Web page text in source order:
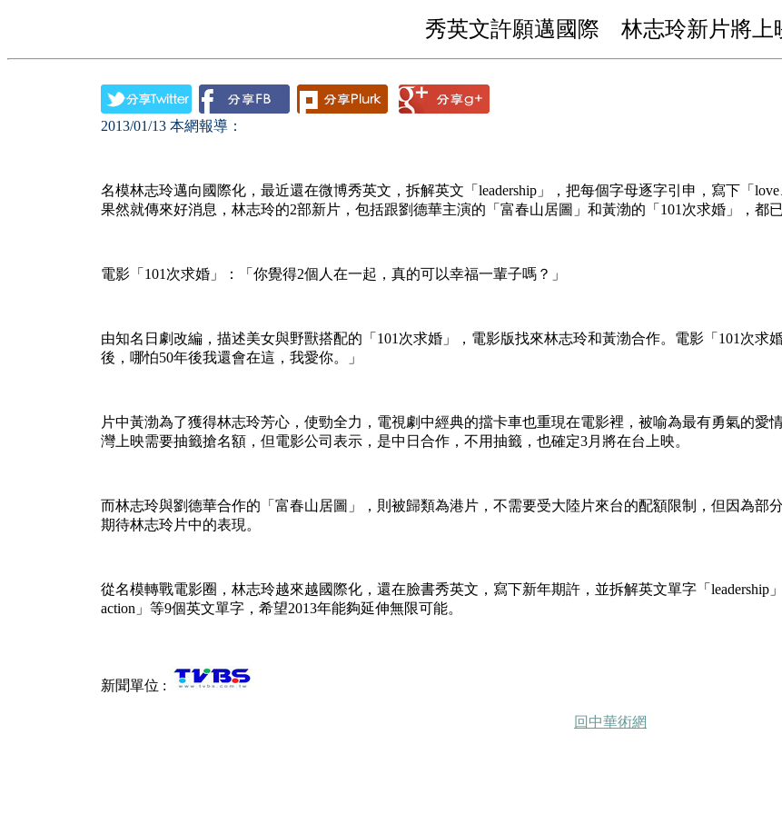
秀英文許願邁國際 林志玲新片將上
2013/01/13 本網報導：
名模林志玲邁向國際化，最近還在微博秀英文，拆解英文「leadership」，把每個字母逐字引申，寫下「
果然就傳來好消息，林志玲的2部新片，包括跟劉德華主演的「富春山居圖」和黃渤的「101次求婚」，都
電影「101次求婚」：「你覺得2個人在一起，真的可以幸福一輩子嗎？」
由知名日劇改編，描述美女與野獸搭配的「101次求婚」，電影版找來林志玲和黃渤合作。電影「101次求
後，哪怕50年後我還會在這，我愛你。」
片中黃渤為了獲得林志玲芳心，使勁全力，電視劇中經典的擋卡車也重現在電影裡，被喻為最有勇氣的愛
灣上映需要抽籤搶名額，但電影公司表示，是中日合作，不用抽籤，也確定3月將在台上映。
而林志玲與劉德華合作的「富春山居圖」，則被歸類為港片，不需要受大陸片來台的配額限制，但因為部
期待林志玲片中的表現。
從名模轉戰電影圈，林志玲越來越國際化，還在臉書秀英文，寫下新年期許，並拆解英文單字「leadership
action」等9個英文單字，希望2013年能夠延伸無限可能。
新聞單位 :
回中華術網